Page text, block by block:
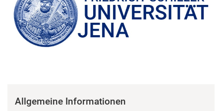
Allgemeine Informationen